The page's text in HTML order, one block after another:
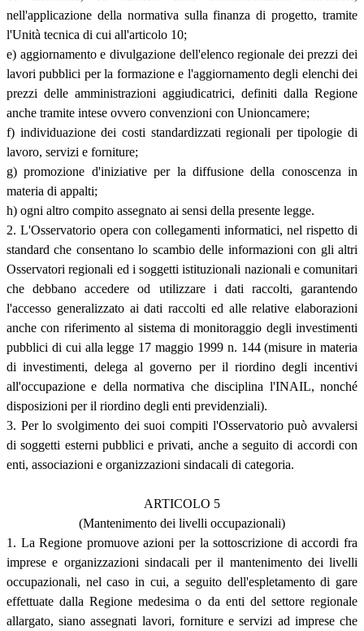
nell'applicazione della normativa sulla finanza di progetto, tramite
l'Unità tecnica di cui all'articolo 10;
e) aggiornamento e divulgazione dell'elenco regionale dei prezzi dei
lavori pubblici per la formazione e l'aggiornamento degli elenchi dei
prezzi delle amministrazioni aggiudicatrici, definiti dalla Regione
anche tramite intese ovvero convenzioni con Unioncamere;
f) individuazione dei costi standardizzati regionali per tipologie di
lavoro, servizi e forniture;
g) promozione d'iniziative per la diffusione della conoscenza in
materia di appalti;
h) ogni altro compito assegnato ai sensi della presente legge.
2. L'Osservatorio opera con collegamenti informatici, nel rispetto di
standard che consentano lo scambio delle informazioni con gli altri
Osservatori regionali ed i soggetti istituzionali nazionali e comunitari
che debbano accedere od utilizzare i dati raccolti, garantendo
l'accesso generalizzato ai dati raccolti ed alle relative elaborazioni
anche con riferimento al sistema di monitoraggio degli investimenti
pubblici di cui alla legge 17 maggio 1999 n. 144 (misure in materia
di investimenti, delega al governo per il riordino degli incentivi
all'occupazione e della normativa che disciplina l'INAIL, nonché
disposizioni per il riordino degli enti previdenziali).
3. Per lo svolgimento dei suoi compiti l'Osservatorio può avvalersi
di soggetti esterni pubblici e privati, anche a seguito di accordi con
enti, associazioni e organizzazioni sindacali di categoria.
ARTICOLO 5
(Mantenimento dei livelli occupazionali)
1. La Regione promuove azioni per la sottoscrizione di accordi fra
imprese e organizzazioni sindacali per il mantenimento dei livelli
occupazionali, nel caso in cui, a seguito dell'espletamento di gare
effettuate dalla Regione medesima o da enti del settore regionale
allargato, siano assegnati lavori, forniture e servizi ad imprese che